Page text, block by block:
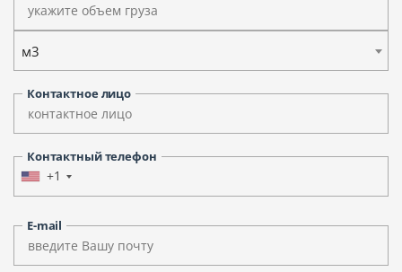
м3
Контактное лицо
Контактный телефон
+1
E-mail